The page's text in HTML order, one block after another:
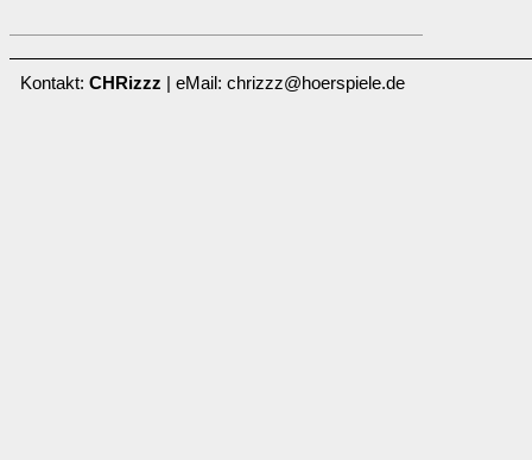
Kontakt: CHRizzz | eMail: chrizzz@hoerspiele.de